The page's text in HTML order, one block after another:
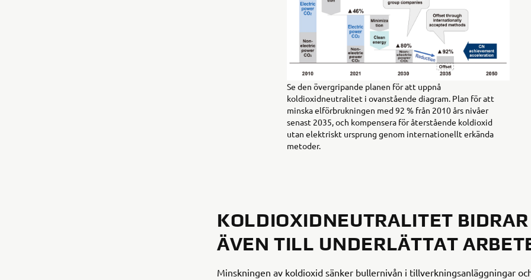
Se den övergripande planen för att uppnå
koldioxidneutralitet i ovanstående diagram. Plan för att
minska elförbrukningen med 92 % från 2010 års nivåer
senast 2035, och kompensera för återstående koldioxid
utan elektriskt ursprung genom internationellt erkända
metoder.
KOLDIOXIDNEUTRALITET BIDRAR
ÄVEN TILL UNDERLÄTTAT
Minskningen av koldioxid sänker bullernivån i tillverkningsanläggningar